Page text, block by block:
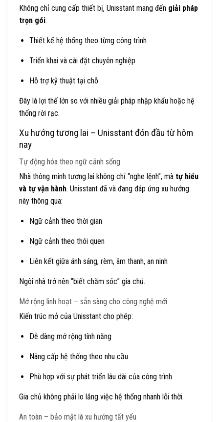
Không chỉ cung cấp thiết bị, Unisstant mang đến giải pháp
trọn gói:
Thiết kế hệ thống theo từng công trình
Triển khai và cài đặt chuyên nghiệp
Hỗ trợ kỹ thuật tại chỗ
Đây là lợi thế lớn so với nhiều giải pháp nhập khẩu hoặc hệ
thống rời rạc.
Xu hướng tương lai – Unisstant đón đầu từ hôm
nay
Tự động hóa theo ngữ cảnh sống
Nhà thông minh tương lai không chỉ “nghe lệnh”, mà tự hiểu
và tự vận hành. Unisstant đã và đang đáp ứng xu hướng
này thông qua:
Ngữ cảnh theo thời gian
Ngữ cảnh theo thói quen
Liên kết giữa ánh sáng, rèm, âm thanh, an ninh
Ngôi nhà trở nên “biết chăm sóc” gia chủ.
Mở rộng linh hoạt – sẵn sàng cho công nghệ mới
Kiến trúc mở của Unisstant cho phép:
Dễ dàng mở rộng tính năng
Nâng cấp hệ thống theo nhu cầu
Phù hợp với sự phát triển lâu dài của công trình
Gia chủ không phải lo lắng việc hệ thống nhanh lỗi thời.
An toàn – bảo mật là xu hướng tất yếu